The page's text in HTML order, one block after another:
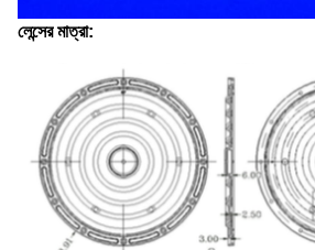
লেন্সের মাত্রা: